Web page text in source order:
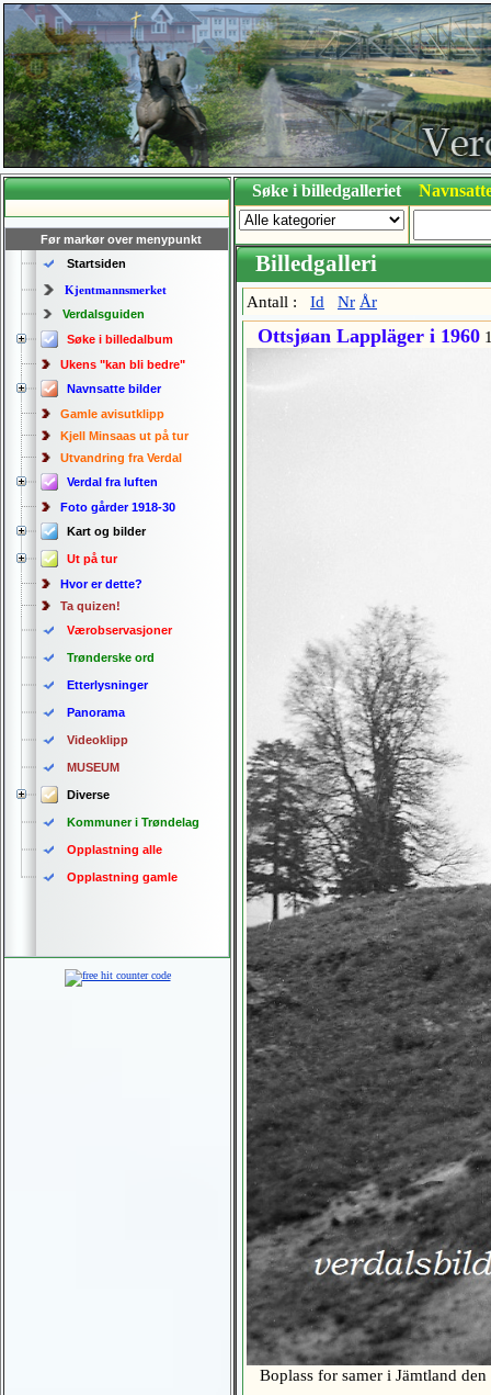
Før markør over menypunkt
Startsiden
Kjentmannsmerket
Verdalsguiden
Søke i billedalbum
Ukens "kan bli bedre"
Navnsatte bilder
Gamle avisutklipp
Kjell Minsaas ut på tur
Utvandring fra Verdal
Verdal fra luften
Foto gårder 1918-30
Kart og bilder
Ut på tur
Hvor er dette?
Ta quizen!
Værobservasjoner
Trønderske ord
Etterlysninger
Panorama
Videoklipp
MUSEUM
Diverse
Kommuner i Trøndelag
Opplastning alle
Opplastning gamle
Søke i billedgalleriet
Billedgalleri
Antall : Id Nr År
Ottsjøan Lappläger i 1960
Boplass for samer i Jämtland